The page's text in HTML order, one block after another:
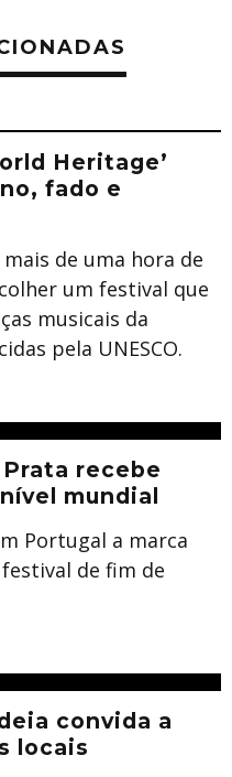
Heritage’
fado e
de uma hora de
um festival que
musicais da
pela UNESCO.
recebe
mundial
Portugal a marca
de fim de
convida a
locais